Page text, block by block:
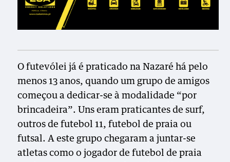
O futevólei já é praticado na Nazaré há pelo
menos 13 anos, quando um grupo de amigos
começou a dedicar-se à modalidade “por
brincadeira”. Uns eram praticantes de surf,
outros de futebol 11, futebol de praia ou
futsal. A este grupo chegaram a juntar-se
atletas como o jogador de futebol de praia